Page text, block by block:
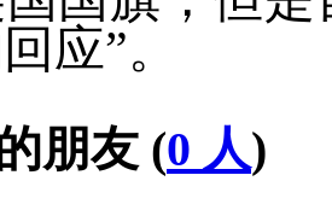
应”。
朋友 (0 人)